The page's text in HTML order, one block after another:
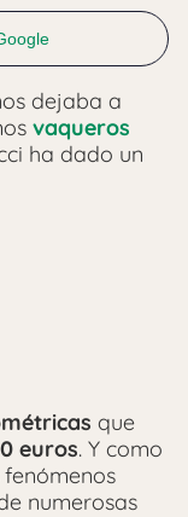
dejaba a
vaqueros
ha dado un
que
euros. Y como
numerosas